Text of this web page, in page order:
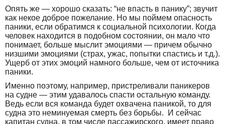
Опять же — хорошо сказать: “не впасть в панику”; звучит
как некое доброе пожелание. Но мы поймем опасность
паники, если обратимся к социальной психологии. Когда
человек находится в подобном состоянии, он мало что
понимает, больше мыслит эмоциями — причем обычно
низшими эмоциями (страх, ужас, попытки спастись и т.д.).
Ущерб от этих эмоций намного больше, чем от источника
паники.
Именно поэтому, например, пристреливали паникеров
на судне — этим удавалось спасти остальную команду.
Ведь если вся команда будет охвачена паникой, то для
судна это неминуемая смерть без борьбы. И сейчас
капитан судна, в том числе пассажирского, имеет право